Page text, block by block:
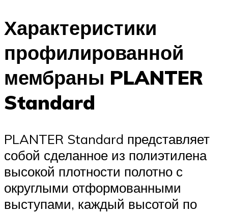
Характеристики
профилированной
мембраны PLANTER
Standard
PLANTER Standard представляет
собой сделанное из полиэтилена
высокой плотности полотно с
округлыми отформованными
выступами, каждый высотой по